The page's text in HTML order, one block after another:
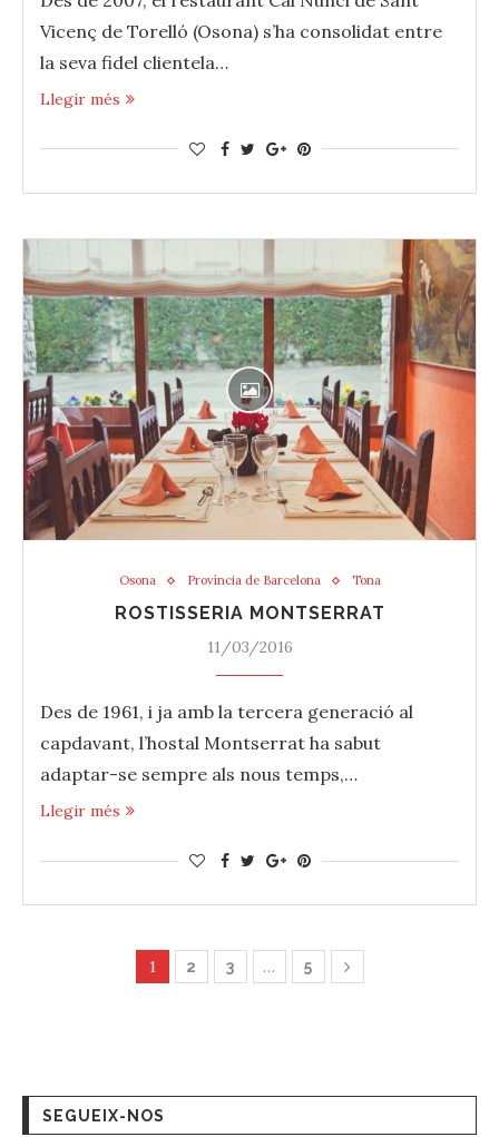
Vicenç de Torelló (Osona) s’ha consolidat entre
la seva fidel clientela…
Llegir més
Osona Província de Barcelona Tona
ROSTISSERIA MONTSERRAT
11/03/2016
Des de 1961, i ja amb la tercera generació al
capdavant, l’hostal Montserrat ha sabut
adaptar-se sempre als nous temps,…
Llegir més
1 2 3 … 5
SEGUEIX-NOS